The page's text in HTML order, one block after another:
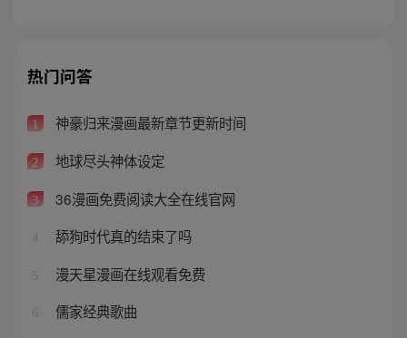
热门问答
1 神豪归来漫画最新章节更新时间
2 地球尽头神体设定
3 36漫画免费阅读大全在线官网
4 舔狗时代真的结束了吗
5 漫天星漫画在线观看免费
6 儒家经典歌曲